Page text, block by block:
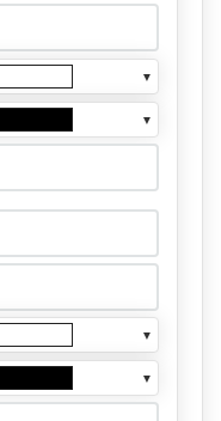
▼
▼
▼
▼